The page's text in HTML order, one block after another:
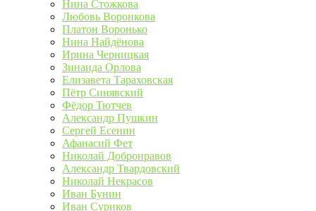
Нина Стожкова
Любовь Воронкова
Платон Воронько
Нина Найдёнова
Ирина Черницкая
Зинаида Орлова
Елизавета Тараховская
Пётр Синявский
Фёдор Тютчев
Александр Пушкин
Сергей Есенин
Афанасий Фет
Николай Добронравов
Александр Твардовский
Николай Некрасов
Иван Бунин
Иван Суриков